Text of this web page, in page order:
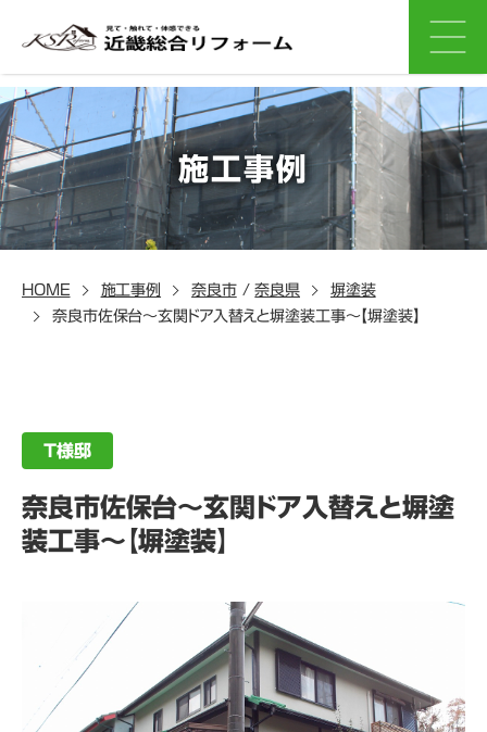
施工事例
HOME 施工事例 奈良市/奈良県
塀塗装
奈良市佐保台～玄関ドア入替えと塀塗装工事～【塀塗装】
T様邸
奈良市佐保台～玄関ドア入替えと塀塗
装工事～【塀塗装】